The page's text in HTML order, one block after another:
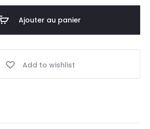
Ajouter au panier
Add to wishlist